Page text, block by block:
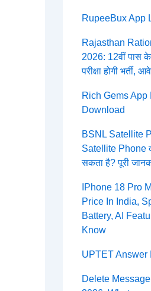
RupeeBux App
Rajasthan
2026: 12वीं पास के
परीक्षा होगी भर्ती,
Rich Gems
Download
BSNL Satellite
Satellite Phone
सकता है? पूरी
IPhone 18 Pro
Price In India,
Battery, AI
Know
UPTET Answer
Delete